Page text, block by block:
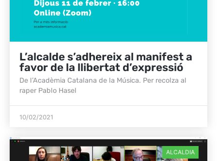
L’alcalde s’adhereix al manifest a
favor de la llibertat d’expressió
De l’Acadèmia Catalana de la Música. Per recolza al
raper Pablo Hasel
10/02/2021
ALCALDIA